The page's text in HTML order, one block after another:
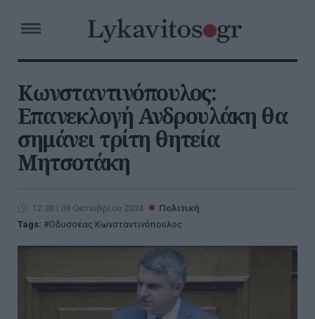
Κωνσταντινόπουλος:
Επανεκλογή Ανδρουλάκη θα
σημάνει τρίτη θητεία
Μητσοτάκη
12:30 | 08 Οκτωβρίου 2024
Πολιτική
Tags:
Οδυσσέας Κωνσταντινόπουλος